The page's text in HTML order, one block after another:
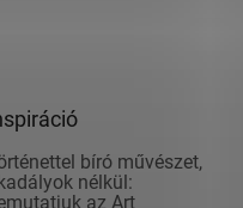
bíró művészet,
nélkül:
az Art